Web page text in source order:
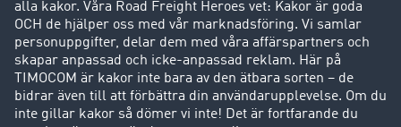
Kunder värvar kunder
Success Stories
Support